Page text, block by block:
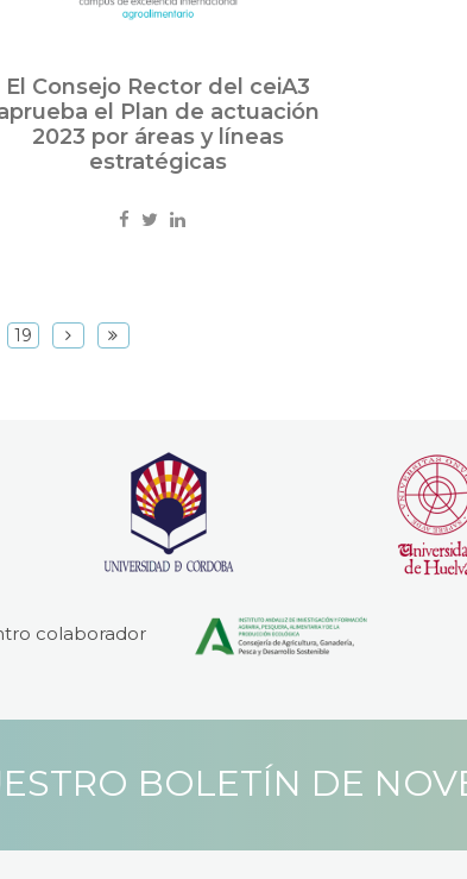
El Consejo Rector del ceiA3
el Plan de actuación
2023 por áreas y líneas
estratégicas
19
colaborador
BOLETÍN DE